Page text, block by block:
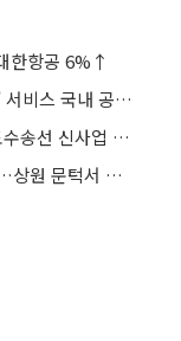
한항공 6%↑
대한항공, 모바일 앱 메뉴 ‘공항 미리보기’ 서비스 국내 공항 10곳으로 확대
대한항공, 프랑스 엑소트레일과 우주 궤도수송선 신사업 협력
美 클래리티 법안 연내 통과 가능성 13%…상원 문턱서 제동